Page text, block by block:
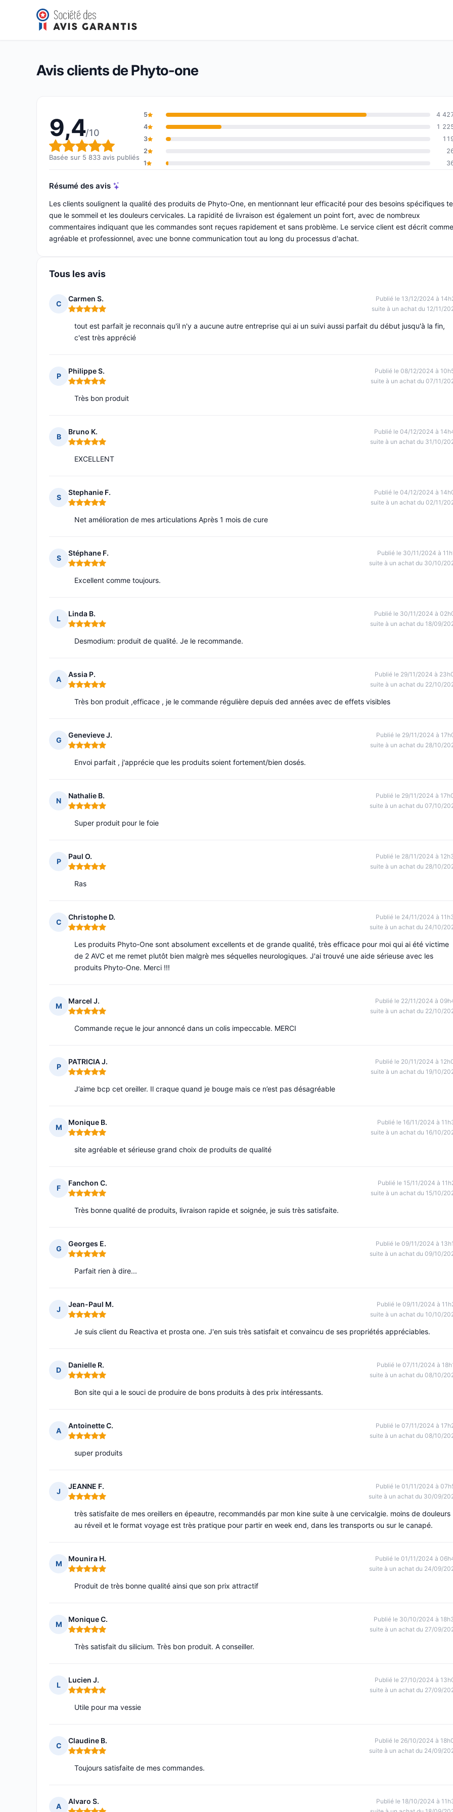
Phyto-one
Note globale : 9,4 sur 10
9,4/10(5 833 avis)
Avis clients de Phyto-one
9,4/10
Note globale : 9,4 sur 10
Basée sur 5 833 avis publiés
5
4
4
1
3
2
1
Résumé des avis
Les clients soulignent la qualité des produits de Phyto-One, en mentionnant leur efficacité pour des besoins spécifiques
que le sommeil et les douleurs cervicales. La rapidité de livraison est également un point fort, avec de nombreux
commentaires indiquant que les commandes sont reçues rapidement et sans problème. Le service client est décrit comme
agréable et professionnel, avec une bonne communication tout au long du processus d'achat.
Tous les avis
C
Carmen S.
Note : 5 sur 5
Publié le 13/12/2024 à
suite à un achat du 12/11/
tout est parfait je reconnais qu'il n'y a aucune autre entreprise qui ai un suivi aussi parfait du début jusqu'à la fin,
c'est très apprécié
P
Philippe S.
Note : 5 sur 5
Publié le 08/12/2024 à
suite à un achat du 07/11/
Très bon produit
B
Bruno K.
Note : 5 sur 5
Publié le 04/12/2024 à
suite à un achat du 31/10/
EXCELLENT
S
Stephanie F.
Note : 5 sur 5
Publié le 04/12/2024 à
suite à un achat du 02/11/
Net amélioration de mes articulations Après 1 mois de cure
S
Stéphane F.
Note : 5 sur 5
Publié le 30/11/2024 à
suite à un achat du 30/10/
Excellent comme toujours.
L
Linda B.
Note : 5 sur 5
Publié le 30/11/2024 à
suite à un achat du 18/09/
Desmodium: produit de qualité. Je le recommande.
A
Assia P.
Note : 5 sur 5
Publié le 29/11/2024 à
suite à un achat du 22/10/
Très bon produit ,efficace , je le commande régulière depuis ded années avec de effets visibles
G
Genevieve J.
Note : 5 sur 5
Publié le 29/11/2024 à
suite à un achat du 28/10/
Envoi parfait , j'apprécie que les produits soient fortement/bien dosés.
N
Nathalie B.
Note : 5 sur 5
Publié le 29/11/2024 à
suite à un achat du 07/10/
Super produit pour le foie
P
Paul O.
Note : 5 sur 5
Publié le 28/11/2024 à
suite à un achat du 28/10/
Ras
C
Christophe D.
Note : 5 sur 5
Publié le 24/11/2024 à
suite à un achat du 24/10/
Les produits Phyto-One sont absolument excellents et de grande qualité, très efficace pour moi qui ai été victime
de 2 AVC et me remet plutôt bien malgrè mes séquelles neurologiques. J'ai trouvé une aide sérieuse avec les
produits Phyto-One. Merci !!!
M
Marcel J.
Note : 5 sur 5
Publié le 22/11/2024 à
suite à un achat du 22/10/
Commande reçue le jour annoncé dans un colis impeccable. MERCI
P
PATRICIA J.
Note : 5 sur 5
Publié le 20/11/2024 à
suite à un achat du 19/10/
J’aime bcp cet oreiller. Il craque quand je bouge mais ce n’est pas désagréable
M
Monique B.
Note : 5 sur 5
Publié le 16/11/2024 à
suite à un achat du 16/10/
site agréable et sérieuse grand choix de produits de qualité
F
Fanchon C.
Note : 5 sur 5
Publié le 15/11/2024 à
suite à un achat du 15/10/
Très bonne qualité de produits, livraison rapide et soignée, je suis très satisfaite.
G
Georges E.
Note : 5 sur 5
Publié le 09/11/2024 à
suite à un achat du 09/10/
Parfait rien à dire...
J
Jean-Paul M.
Note : 5 sur 5
Publié le 09/11/2024 à
suite à un achat du 10/10/
Je suis client du Reactiva et prosta one. J'en suis très satisfait et convaincu de ses propriétés appréciables.
D
Danielle R.
Note : 5 sur 5
Publié le 07/11/2024 à
suite à un achat du 08/10/
Bon site qui a le souci de produire de bons produits à des prix intéressants.
A
Antoinette C.
Note : 5 sur 5
Publié le 07/11/2024 à
suite à un achat du 08/10/
super produits
J
JEANNE F.
Note : 5 sur 5
Publié le 01/11/2024 à
suite à un achat du 30/09/
très satisfaite de mes oreillers en épeautre, recommandés par mon kine suite à une cervicalgie. moins de douleurs
au réveil et le format voyage est très pratique pour partir en week end, dans les transports ou sur le canapé.
M
Mounira H.
Note : 5 sur 5
Publié le 01/11/2024 à
suite à un achat du 24/09/
Produit de très bonne qualité ainsi que son prix attractif
M
Monique C.
Note : 5 sur 5
Publié le 30/10/2024 à
suite à un achat du 27/09/
Très satisfait du silicium. Très bon produit. A conseiller.
L
Lucien J.
Note : 5 sur 5
Publié le 27/10/2024 à
suite à un achat du 27/09/
Utile pour ma vessie
C
Claudine B.
Note : 5 sur 5
Publié le 26/10/2024 à
suite à un achat du 24/09/
Toujours satisfaite de mes commandes.
A
Alvaro S.
Publié le 18/10/2024 à